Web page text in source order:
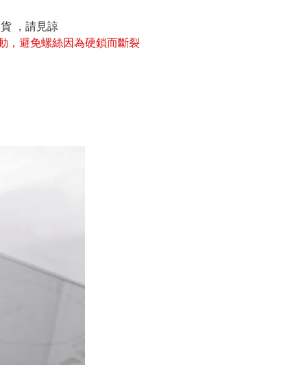
，請見諒
，避免螺絲因為硬鎖而斷裂